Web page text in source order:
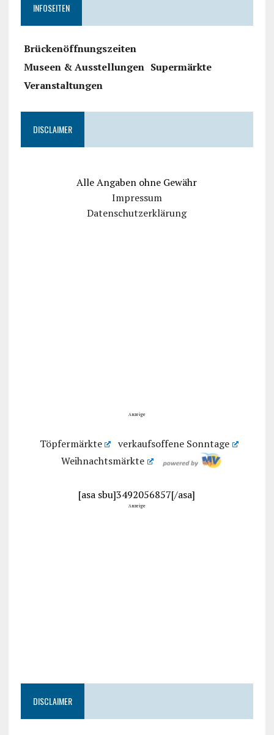
INFOSEITEN
Brückenöffnungszeiten
Museen & Ausstellungen Supermärkte
Veranstaltungen
DISCLAIMER
Alle Angaben ohne Gewähr
Impressum
Datenschutzerklärung
Anzeige
Töpfermärkte
verkaufsoffene Sonntage
Weihnachtsmärkte
[asa sbu]3492056857[/asa]
Anzeige
DISCLAIMER